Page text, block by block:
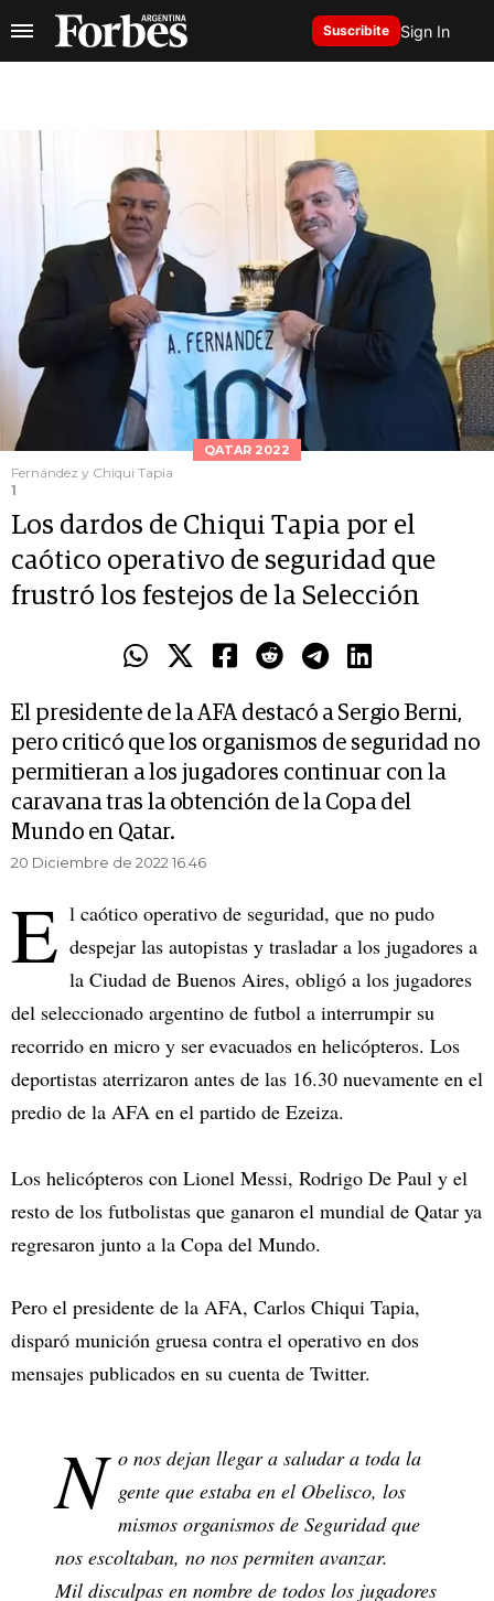
Suscribite Sign In
QATAR 2022
Fernández y Chiqui Tapia
1
Los dardos de Chiqui Tapia por el
caótico operativo de seguridad que
frustró los festejos de la Selección
El presidente de la AFA destacó a Sergio Berni,
pero criticó que los organismos de seguridad no
permitieran a los jugadores continuar con la
caravana tras la obtención de la Copa del
Mundo en Qatar.
20 Diciembre de 2022 16.46
E l caótico operativo de seguridad, que no pudo
despejar las autopistas y trasladar a los jugadores a
la Ciudad de Buenos Aires, obligó a los jugadores
del seleccionado argentino de futbol a interrumpir su
recorrido en micro y ser evacuados en helicópteros. Los
deportistas aterrizaron antes de las 16.30 nuevamente en el
predio de la AFA en el partido de Ezeiza.
Los helicópteros con Lionel Messi, Rodrigo De Paul y el
resto de los futbolistas que ganaron el mundial de Qatar ya
regresaron junto a la Copa del Mundo.
Pero el presidente de la AFA, Carlos Chiqui Tapia,
disparó munición gruesa contra el operativo en dos
mensajes publicados en su cuenta de Twitter.
N o nos dejan llegar a saludar a toda la
gente que estaba en el Obelisco, los
mismos organismos de Seguridad que
nos escoltaban, no nos permiten avanzar.
Mil disculpas en nombre de todos los jugadores